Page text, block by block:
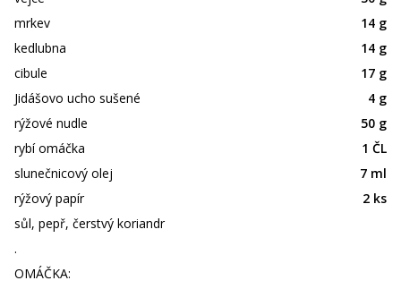
mrkev
14 g
kedlubna
14 g
cibule
17 g
Jidášovo ucho sušené
4 g
rýžové nudle
50 g
rybí omáčka
1 ČL
slunečnicový olej
7 ml
rýžový papír
2 ks
sůl, pepř, čerstvý koriandr
.
OMÁČKA: